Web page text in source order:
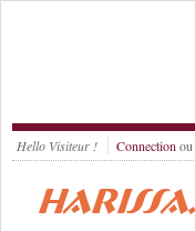
Hello Visiteur ! Connection ou